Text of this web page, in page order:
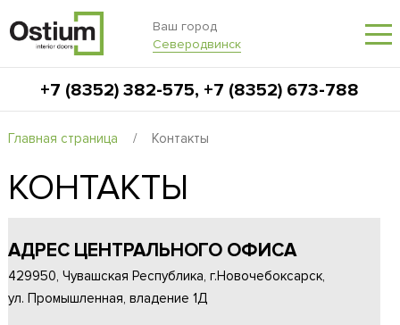
Ваш город
Северодвинск
+7 (8352) 382-575, +7 (8352) 673-788
Главная страница / Контакты
КОНТАКТЫ
АДРЕС ЦЕНТРАЛЬНОГО ОФИСА
429950, Чувашская Республика, г.Новочебоксарск,
ул. Промышленная, владение 1Д